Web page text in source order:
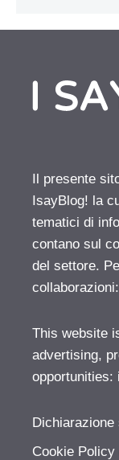
Il presente
IsayBlog! la
tematici di
contano sul
del settore.
collaborazioni:
This website
advertising,
opportunities:
Cookie Policy